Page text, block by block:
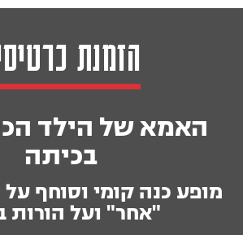
הזמנת
האמא של הילד
בכיתה
מופע כנה קומי וסוחף על
"אחר" ועל הורות